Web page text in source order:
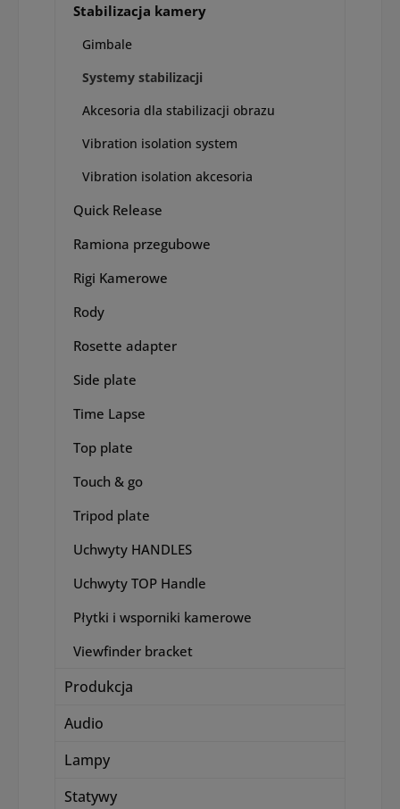
Stabilizacja kamery
Gimbale
Systemy stabilizacji
Akcesoria dla stabilizacji obrazu
Vibration isolation system
Vibration isolation akcesoria
Quick Release
Ramiona przegubowe
Rigi Kamerowe
Rody
Rosette adapter
Side plate
Time Lapse
Top plate
Touch & go
Tripod plate
Uchwyty HANDLES
Uchwyty TOP Handle
Płytki i wsporniki kamerowe
Viewfinder bracket
Produkcja
Audio
Lampy
Statywy